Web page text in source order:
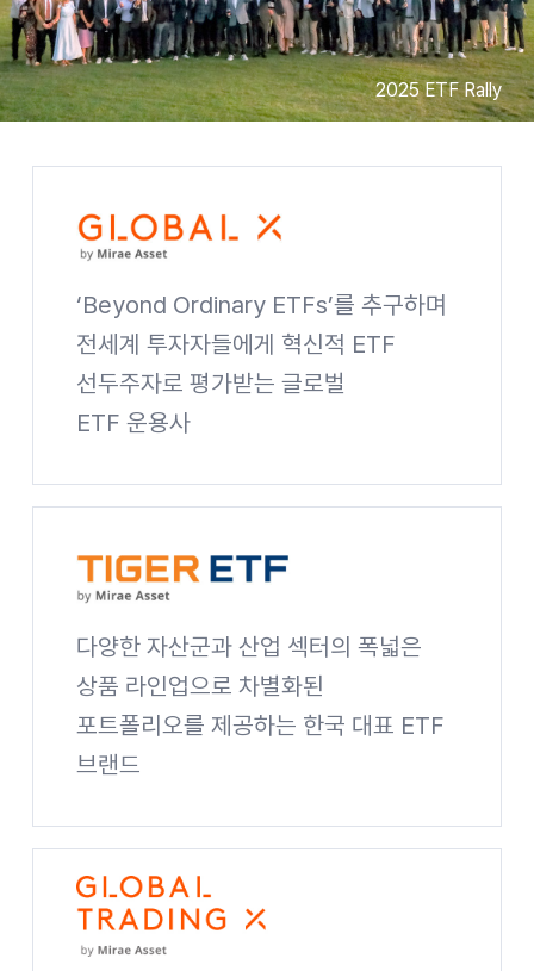
2025 ETF Rally
‘Beyond Ordinary ETFs’를 추구하며
전세계 투자자들에게 혁신적 ETF
선두주자로 평가받는 글로벌
ETF 운용사
다양한 자산군과 산업 섹터의 폭넓은
상품 라인업으로 차별화된
포트폴리오를 제공하는 한국 대표 ETF
브랜드